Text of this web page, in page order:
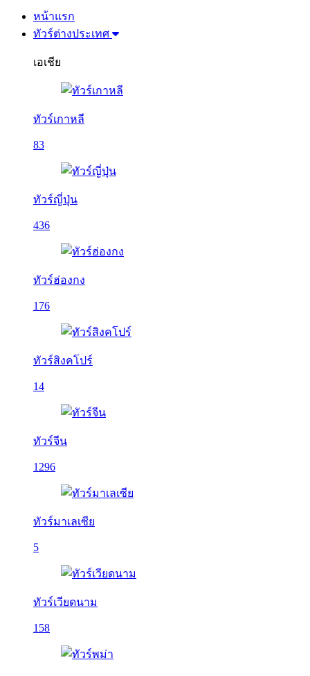
หน้าแรก
ทัวร์ต่างประเทศ
เอเชีย
ทัวร์เกาหลี
83
ทัวร์ญี่ปุ่น
436
ทัวร์ฮ่องกง
176
ทัวร์สิงคโปร์
14
ทัวร์จีน
1296
ทัวร์มาเลเซีย
5
ทัวร์เวียดนาม
158